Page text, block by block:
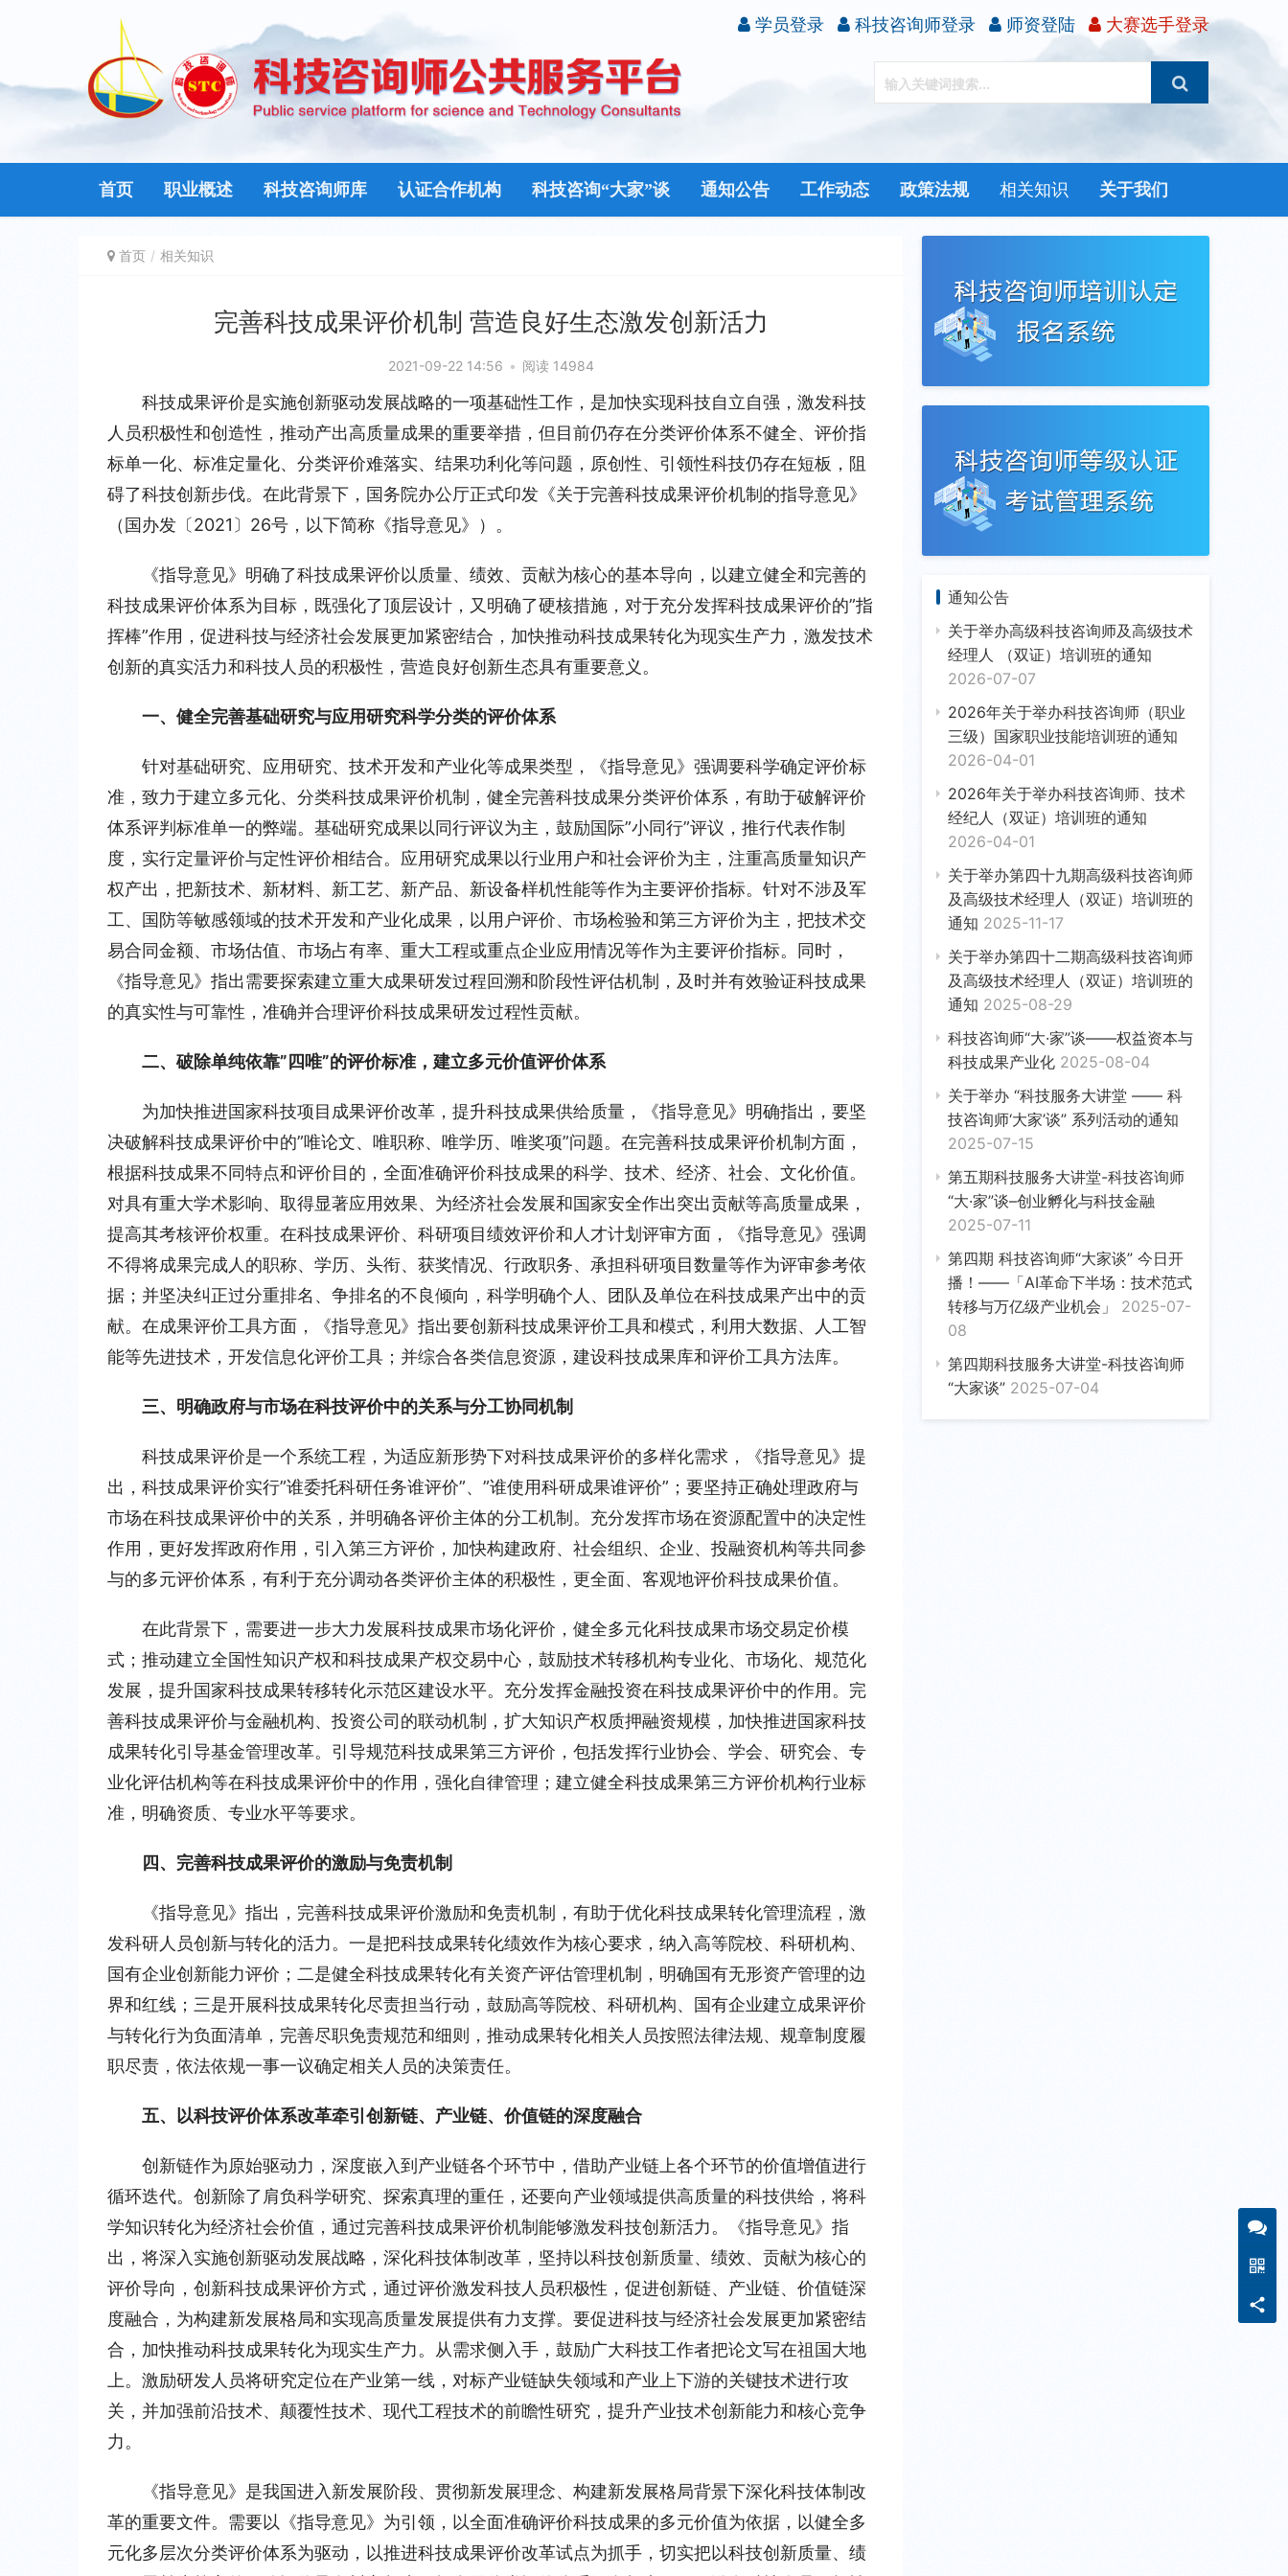
学员登录 科技咨询师登录 师资登陆 大赛选手登录
首页 职业概述 科技咨询师库 认证合作机构 科技咨询“大家”谈 通知公告 工作动态 政策法规 相关知识 关于我们
首页 相关知识
完善科技成果评价机制 营造良好生态激发创新活力
2021-09-22 14:56 • 阅读 14984
科技成果评价是实施创新驱动发展战略的一项基础性工作，是加快实现科技自立自强，激发科技
人员积极性和创造性，推动产出高质量成果的重要举措，但目前仍存在分类评价体系不健全、评价指
标单一化、标准定量化、分类评价难落实、结果功利化等问题，原创性、引领性科技仍存在短板，阻
碍了科技创新步伐。在此背景下，国务院办公厅正式印发《关于完善科技成果评价机制的指导意见》
（国办发〔2021〕26号，以下简称《指导意见》）。
《指导意见》明确了科技成果评价以质量、绩效、贡献为核心的基本导向，以建立健全和完善的
科技成果评价体系为目标，既强化了顶层设计，又明确了硬核措施，对于充分发挥科技成果评价的”指
挥棒”作用，促进科技与经济社会发展更加紧密结合，加快推动科技成果转化为现实生产力，激发技术
创新的真实活力和科技人员的积极性，营造良好创新生态具有重要意义。
一、健全完善基础研究与应用研究科学分类的评价体系
针对基础研究、应用研究、技术开发和产业化等成果类型，《指导意见》强调要科学确定评价标
准，致力于建立多元化、分类科技成果评价机制，健全完善科技成果分类评价体系，有助于破解评价
体系评判标准单一的弊端。基础研究成果以同行评议为主，鼓励国际”小同行”评议，推行代表作制
度，实行定量评价与定性评价相结合。应用研究成果以行业用户和社会评价为主，注重高质量知识产
权产出，把新技术、新材料、新工艺、新产品、新设备样机性能等作为主要评价指标。针对不涉及军
工、国防等敏感领域的技术开发和产业化成果，以用户评价、市场检验和第三方评价为主，把技术交
易合同金额、市场估值、市场占有率、重大工程或重点企业应用情况等作为主要评价指标。同时，
《指导意见》指出需要探索建立重大成果研发过程回溯和阶段性评估机制，及时并有效验证科技成果
的真实性与可靠性，准确并合理评价科技成果研发过程性贡献。
二、破除单纯依靠”四唯”的评价标准，建立多元价值评价体系
为加快推进国家科技项目成果评价改革，提升科技成果供给质量，《指导意见》明确指出，要坚
决破解科技成果评价中的”唯论文、唯职称、唯学历、唯奖项”问题。在完善科技成果评价机制方面，
根据科技成果不同特点和评价目的，全面准确评价科技成果的科学、技术、经济、社会、文化价值。
对具有重大学术影响、取得显著应用效果、为经济社会发展和国家安全作出突出贡献等高质量成果，
提高其考核评价权重。在科技成果评价、科研项目绩效评价和人才计划评审方面，《指导意见》强调
不得将成果完成人的职称、学历、头衔、获奖情况、行政职务、承担科研项目数量等作为评审参考依
据；并坚决纠正过分重排名、争排名的不良倾向，科学明确个人、团队及单位在科技成果产出中的贡
献。在成果评价工具方面，《指导意见》指出要创新科技成果评价工具和模式，利用大数据、人工智
能等先进技术，开发信息化评价工具；并综合各类信息资源，建设科技成果库和评价工具方法库。
三、明确政府与市场在科技评价中的关系与分工协同机制
科技成果评价是一个系统工程，为适应新形势下对科技成果评价的多样化需求，《指导意见》提
出，科技成果评价实行”谁委托科研任务谁评价”、”谁使用科研成果谁评价”；要坚持正确处理政府与
市场在科技成果评价中的关系，并明确各评价主体的分工机制。充分发挥市场在资源配置中的决定性
作用，更好发挥政府作用，引入第三方评价，加快构建政府、社会组织、企业、投融资机构等共同参
与的多元评价体系，有利于充分调动各类评价主体的积极性，更全面、客观地评价科技成果价值。
在此背景下，需要进一步大力发展科技成果市场化评价，健全多元化科技成果市场交易定价模
式；推动建立全国性知识产权和科技成果产权交易中心，鼓励技术转移机构专业化、市场化、规范化
发展，提升国家科技成果转移转化示范区建设水平。充分发挥金融投资在科技成果评价中的作用。完
善科技成果评价与金融机构、投资公司的联动机制，扩大知识产权质押融资规模，加快推进国家科技
成果转化引导基金管理改革。引导规范科技成果第三方评价，包括发挥行业协会、学会、研究会、专
业化评估机构等在科技成果评价中的作用，强化自律管理；建立健全科技成果第三方评价机构行业标
准，明确资质、专业水平等要求。
四、完善科技成果评价的激励与免责机制
《指导意见》指出，完善科技成果评价激励和免责机制，有助于优化科技成果转化管理流程，激
发科研人员创新与转化的活力。一是把科技成果转化绩效作为核心要求，纳入高等院校、科研机构、
国有企业创新能力评价；二是健全科技成果转化有关资产评估管理机制，明确国有无形资产管理的边
界和红线；三是开展科技成果转化尽责担当行动，鼓励高等院校、科研机构、国有企业建立成果评价
与转化行为负面清单，完善尽职免责规范和细则，推动成果转化相关人员按照法律法规、规章制度履
职尽责，依法依规一事一议确定相关人员的决策责任。
五、以科技评价体系改革牵引创新链、产业链、价值链的深度融合
创新链作为原始驱动力，深度嵌入到产业链各个环节中，借助产业链上各个环节的价值增值进行
循环迭代。创新除了肩负科学研究、探索真理的重任，还要向产业领域提供高质量的科技供给，将科
学知识转化为经济社会价值，通过完善科技成果评价机制能够激发科技创新活力。《指导意见》指
出，将深入实施创新驱动发展战略，深化科技体制改革，坚持以科技创新质量、绩效、贡献为核心的
评价导向，创新科技成果评价方式，通过评价激发科技人员积极性，促进创新链、产业链、价值链深
度融合，为构建新发展格局和实现高质量发展提供有力支撑。要促进科技与经济社会发展更加紧密结
合，加快推动科技成果转化为现实生产力。从需求侧入手，鼓励广大科技工作者把论文写在祖国大地
上。激励研发人员将研究定位在产业第一线，对标产业链缺失领域和产业上下游的关键技术进行攻
关，并加强前沿技术、颠覆性技术、现代工程技术的前瞻性研究，提升产业技术创新能力和核心竞争
力。
《指导意见》是我国进入新发展阶段、贯彻新发展理念、构建新发展格局背景下深化科技体制改
革的重要文件。需要以《指导意见》为引领，以全面准确评价科技成果的多元价值为依据，以健全多
元化多层次分类评价体系为驱动，以推进科技成果评价改革试点为抓手，切实把以科技创新质量、绩
通知公告
关于举办高级科技咨询师及高级技术
经理人 （双证）培训班的通知
2026-07-07
2026年关于举办科技咨询师（职业
三级）国家职业技能培训班的通知
2026-04-01
2026年关于举办科技咨询师、技术
经纪人（双证）培训班的通知
2026-04-01
关于举办第四十九期高级科技咨询师
及高级技术经理人（双证）培训班的
通知 2025-11-17
关于举办第四十二期高级科技咨询师
及高级技术经理人（双证）培训班的
通知 2025-08-29
科技咨询师“大·家”谈——权益资本与
科技成果产业化 2025-08-04
关于举办 “科技服务大讲堂 —— 科
技咨询师‘大家’谈” 系列活动的通知
2025-07-15
第五期科技服务大讲堂-科技咨询师
“大·家”谈–创业孵化与科技金融
2025-07-11
第四期 科技咨询师“大家谈” 今日开
播！——「AI革命下半场：技术范式
转移与万亿级产业机会」 2025-07-
08
第四期科技服务大讲堂-科技咨询师
“大家谈” 2025-07-04